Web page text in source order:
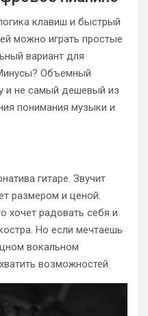
клавиш и быстрый
можно играть простые
вариант для
Объемный
и не самый дешевый из
понимания музыки и
гитаре. Звучит
размером и ценой.
хочет радовать себя и
Но если мечтаешь
вокальном
возможностей.